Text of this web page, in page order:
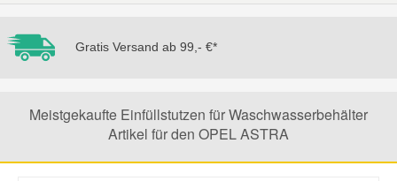
Gratis Versand ab 99,- €*
Meistgekaufte Einfüllstutzen für Waschwasserbehälter
Artikel für den OPEL ASTRA
Mini Ersatzteile
Mitsubishi Ersatzteile
Nissan Ersatzteile
Porsche Ersatzteile